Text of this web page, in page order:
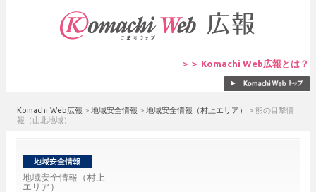
＞＞ Komachi Web広報とは？
Komachi Web広報 > 地域安全情報 > 地域安全情報（村上エリア） > 熊の目撃情
報（山北地域）
地域安全情報（村上
エリア）